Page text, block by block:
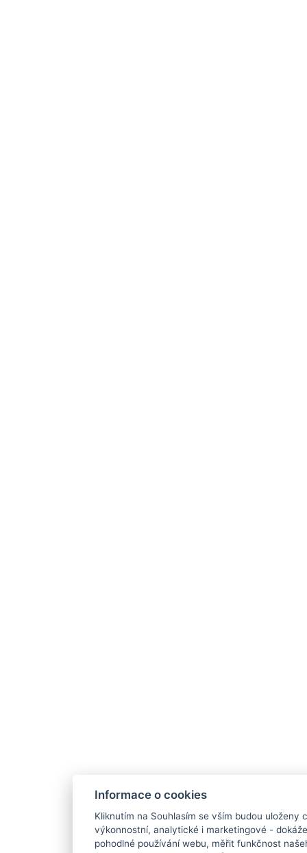
Informace o cookies
Kliknutím na Souhlasím se vším budou uloženy
výkonnostní, analytické i marketingové -
pohodlné používání webu, měřit funkčnost